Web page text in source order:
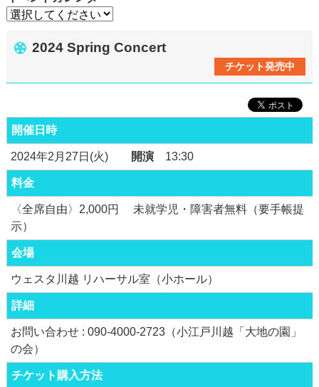
2024 Spring Concert
チケット発売中
開催日時
2024年2月27日(火) 開演13:30
料金
〈全席自由〉2,000円 未就学児・障害者無料（要手帳提
示）
会場
ウェスタ川越 リハーサル室（小ホール）
詳細
お問い合わせ : 090-4000-2723（小江戸川越「大地の園」
の会）
チケット購入方法